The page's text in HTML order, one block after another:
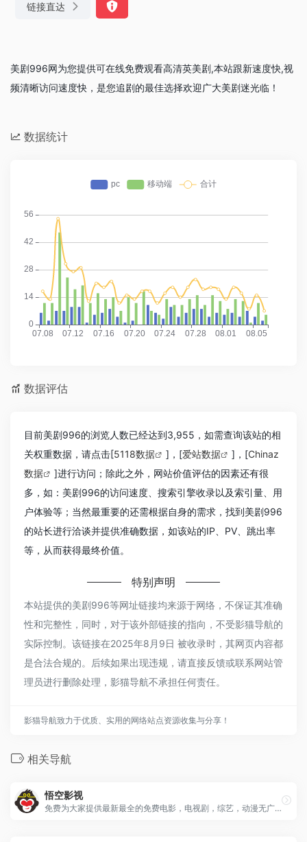
链接直达
美剧996网为您提供可在线免费观看高清英美剧,本站跟新速度快,视
频清晰访问速度快，是您追剧的最佳选择欢迎广大美剧迷光临！
数据统计
数据评估
目前美剧996的浏览人数已经达到3,955，如需查询该站的相
关权重数据，请点击[5118数据 ]，[爱站数据 ]，[Chinaz
数据
]进行访问；除此之外，网站价值评估的因素还有很
多，如：美剧996的访问速度、搜索引擎收录以及索引量、用
户体验等；当然最重要的还需根据自身的需求，找到美剧996
的站长进行洽谈并提供准确数据，如该站的IP、PV、跳出率
等，从而获得最终价值。
特别声明
本站提供的美剧996等网址链接均来源于网络，不保证其准确
性和完整性，同时，对于该外部链接的指向，不受影猫导航的
实际控制。该链接在2025年8月9日 被收录时，其网页内容都
是合法合规的。后续如果出现违规，请直接反馈或联系网站管
理员进行删除处理，影猫导航不承担任何责任。
影猫导航致力于优质、实用的网络站点资源收集与分享！
相关导航
悟空影视
免费为大家提供最新最全的免费电影，电视剧，综艺，动漫无广告在线云点播